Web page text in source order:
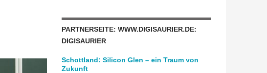
PARTNERSEITE: WWW.DIGISAURIER.DE:
DIGISAURIER
Schottland: Silicon Glen – ein Traum von
Zukunft